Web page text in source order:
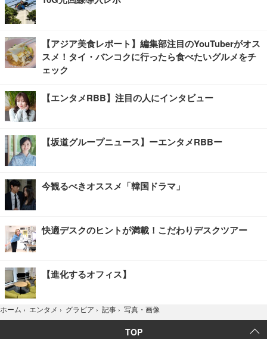
【アジア美食レポート】編集部注目のYouTuberがオス
スメ！タイ・バンコクに行ったら食べたいグルメをチ
ェック
【エンタメRBB】注目の人にインタビュー
【坂道グループニュース】ーエンタメRBBー
今観るべきオススメ「韓国ドラマ」
快適デスクのヒントが満載！こだわりデスクツアー
【進化するオフィス】
ホーム › エンタメ › グラビア › 記事 › 写真・画像
TOP